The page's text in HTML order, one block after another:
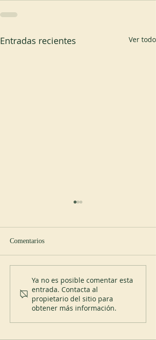
Entradas recientes Ver todo
Nuevo abad en Spencer
Comentarios
Ya no es posible comentar esta
entrada. Contacta al
propietario del sitio para
obtener más información.